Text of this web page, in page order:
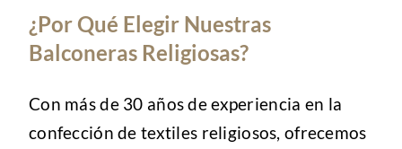
¿Por Qué Elegir Nuestras
Balconeras Religiosas?
Con más de 30 años de experiencia en la
confección de textiles religiosos, ofrecemos